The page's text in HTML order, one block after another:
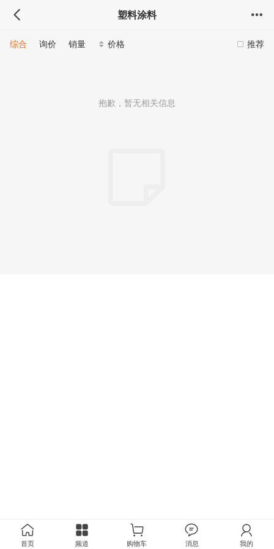
塑料涂料
推荐
综合 询价 销量 价格
抱歉，暂无相关信息
首页 频道 购物车 消息 我的